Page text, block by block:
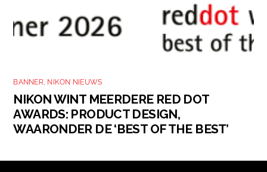
BANNER, NIKON NIEUWS
NIKON WINT MEERDERE RED DOT
AWARDS: PRODUCT DESIGN,
WAARONDER DE ‘BEST OF THE BEST’